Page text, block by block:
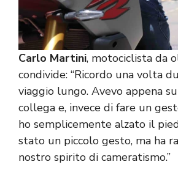
Carlo Martini, motociclista da
condivide: “Ricordo una volta
viaggio lungo. Avevo appena
collega e, invece di fare un
ho semplicemente alzato il
stato un piccolo gesto, ma ha
nostro spirito di cameratismo.”